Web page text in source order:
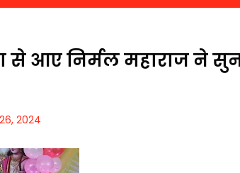
से आए निर्मल महाराज ने
2024